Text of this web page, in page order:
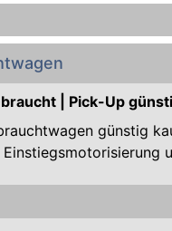
| Pick-Up
günstig